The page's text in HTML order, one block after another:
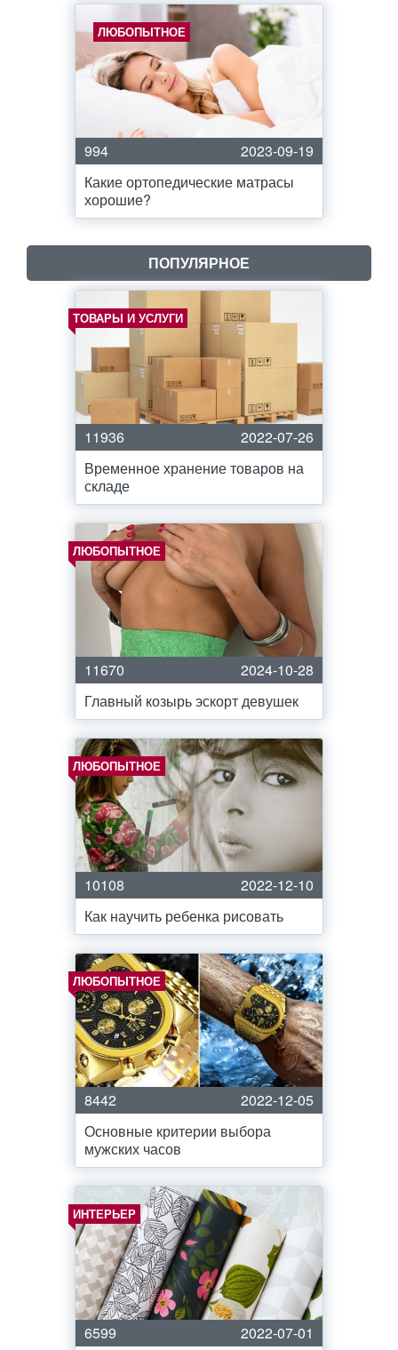
ЛЮБОПЫТНОЕ
994
2023-09-19
Какие ортопедические матрасы
хорошие?
ПОПУЛЯРНОЕ
ТОВАРЫ И УСЛУГИ
11936
2022-07-26
Временное хранение товаров на
складе
ЛЮБОПЫТНОЕ
11670
2024-10-28
Главный козырь эскорт девушек
ЛЮБОПЫТНОЕ
10108
2022-12-10
Как научить ребенка рисовать
ЛЮБОПЫТНОЕ
8442
2022-12-05
Основные критерии выбора
мужских часов
ИНТЕРЬЕР
6599 2022-07-01